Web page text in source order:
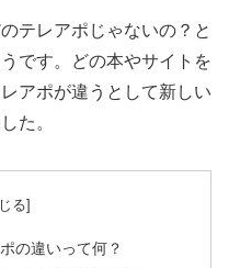
テレアポじゃないの？と
です。どの本やサイトを
アポが違うとして新しい
た。
の違いって何？